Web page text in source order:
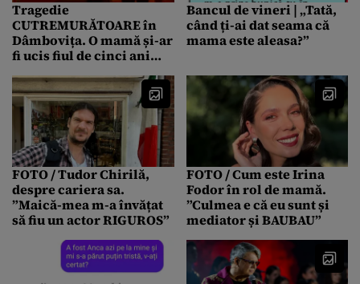
Tragedie
CUTREMURĂTOARE în
Dâmbovița. O mamă și-ar
fi ucis fiul de cinci ani
incendia casa
Bancul de vineri | „Tată,
când ți-ai dat seama că
mama este aleasa?”
FOTO / Tudor Chirilă,
despre cariera sa.
”Maică-mea m-a învățat
să fiu un actor RIGUROS”
FOTO / Cum este Irina
Fodor în rol de mamă.
”Culmea e că eu sunt și
mediator și BAUBAU”